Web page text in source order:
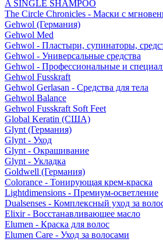
A SINGLE SHAMPOO
The Circle Chronicles - Маски с
Gehwol (Германия)
Gehwol Med
Gehwol - Пластыри, супинаторы,
Gehwol - Универсальные средства
Gehwol - Профессиональные и
Gehwol Fusskraft
Gehwol Gerlasan - Средства для тела
Gehwol Balance
Gehwol Fusskraft Soft Feet
Global Keratin (США)
Glynt (Германия)
Glynt - Уход
Glynt - Окрашивание
Glynt - Укладка
Goldwell (Германия)
Colorance - Тонирующая крем-краска
Lightdimensions - Премиум-осветление
Dualsenses - Комплексный уход за
Elixir - Восстанавливающее масло
Elumen - Краска для волос
Elumen Care - Уход за волосами